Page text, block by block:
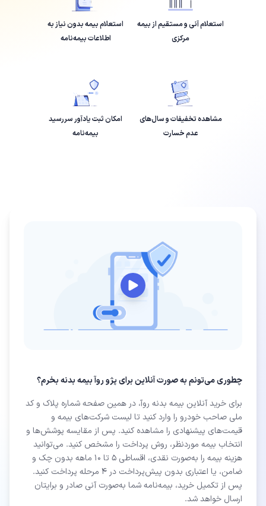
استعلام آنی و مستقیم از بیمه
مرکزی
استعلام بیمه بدون نیاز به
اطلاعات بیمه‌نامه
مشاهده تخفیفات و سال‌های
عدم خسارت
امکان ثبت یادآور سررسید
بیمه‌نامه
چطوری می‌تونم به صورت آنلاین برای پژو روآ بیمه بدنه بخرم؟
برای خرید آنلاین بیمه بدنه روآ، در همین صفحه شماره پلاک و کد
ملی صاحب خودرو را وارد کنید تا لیست شرکت‌های بیمه و
قیمت‌های پیشنهادی را مشاهده کنید. پس از مقایسه پوشش‌ها و
انتخاب بیمه موردنظر، روش پرداخت را مشخص کنید. می‌توانید
هزینه بیمه را به‌صورت نقدی، اقساطی ۵ تا ۱۰ ماهه بدون چک و
ضامن، یا اعتباری بدون پیش‌پرداخت در ۴ مرحله پرداخت کنید.
پس از تکمیل خرید، بیمه‌نامه شما به‌صورت آنی صادر و برایتان
ارسال خواهد شد.